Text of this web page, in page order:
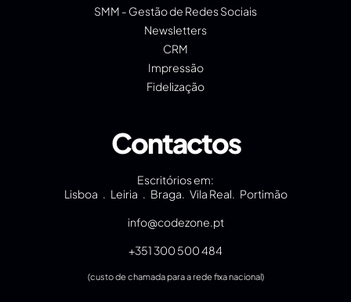
SMM - Gestão de Redes Sociais
Newsletters
CRM
Impressão
Fidelização
Contactos
Escritórios em:
Lisboa . Leiria . Braga. Vila Real. Portimão
info@codezone.pt
+351 300 500 484
(custo de chamada para a rede fixa nacional)